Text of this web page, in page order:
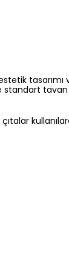
tasarımı
standart tavan